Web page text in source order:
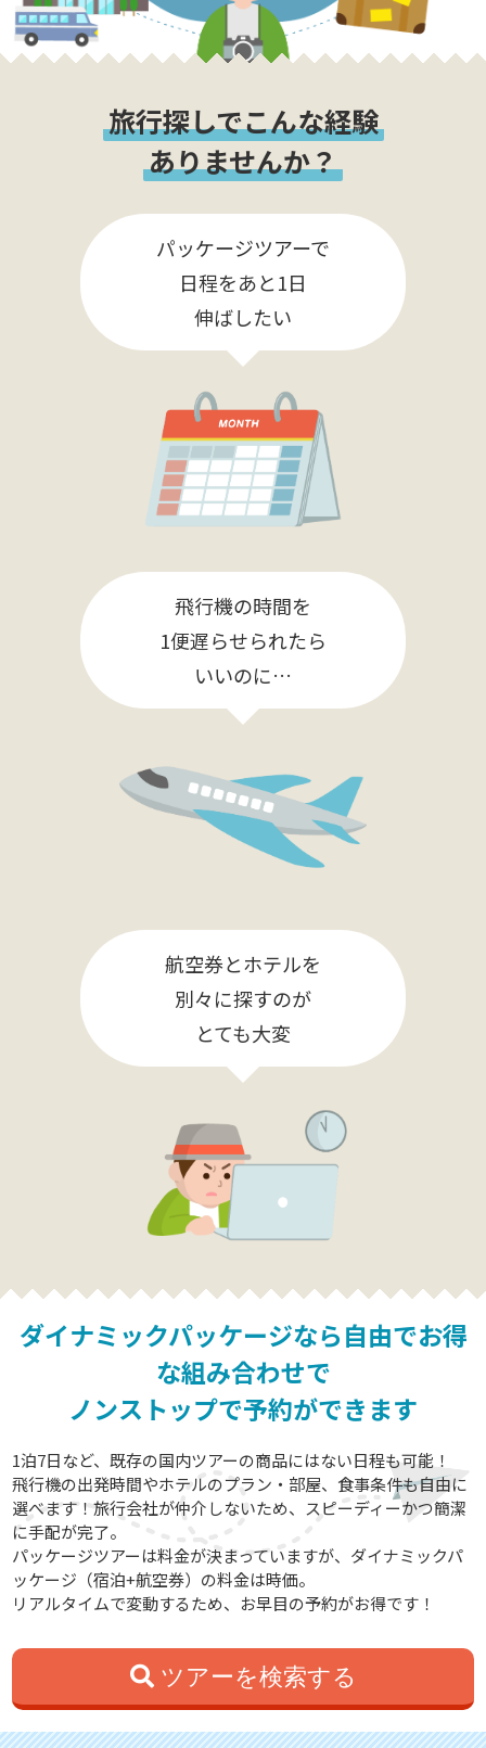
旅行探しでこんな経験
ありませんか？
パッケージツアーで
日程をあと1日
伸ばしたい
飛行機の時間を
1便遅らせられたら
いいのに…
航空券とホテルを
別々に探すのが
とても大変
ダイナミックパッケージなら自由でお得
な組み合わせで
ノンストップで予約ができます
1泊7日など、既存の国内ツアーの商品にはない日程も可能！
飛行機の出発時間やホテルのプラン・部屋、食事条件も自由に
選べます！旅行会社が仲介しないため、スピーディーかつ簡潔
に手配が完了。
パッケージツアーは料金が決まっていますが、ダイナミックパ
ッケージ（宿泊+航空券）の料金は時価。
リアルタイムで変動するため、お早目の予約がお得です！
ツアーを検索する